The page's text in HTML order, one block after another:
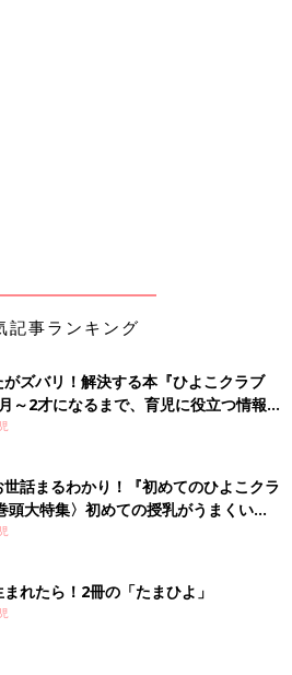
記事ランキング
ズバリ！解決する本『ひよこクラブ
2才になるまで、育児に役立つ情報が
話まるわかり！『初めてのひよこクラ
頭大特集〉初めての授乳がうまくい
・ミルクの基本と夏のトラブル 解決テ
れたら！2冊の「たまひよ」